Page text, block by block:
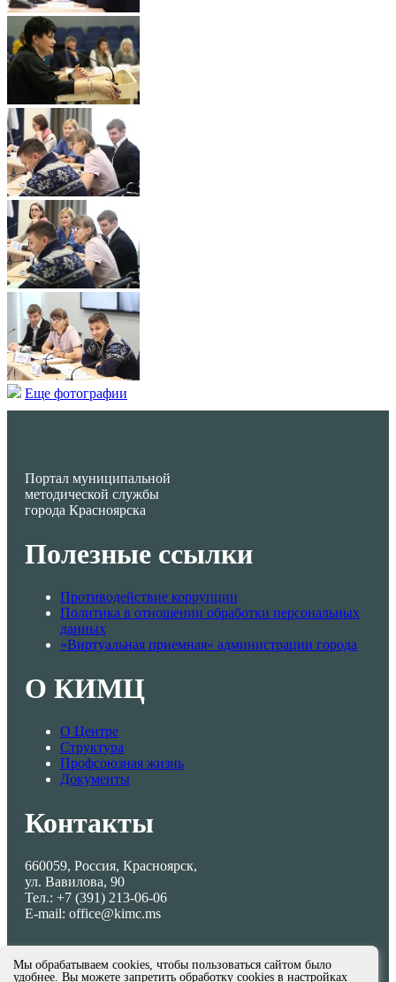
Еще фотографии
Портал муниципальной
методической службы
города Красноярска
Полезные ссылки
Противодействие коррупции
Политика в отношении обработки персональных
данных
«Виртуальная приемная» администрации города
О КИМЦ
О Центре
Структура
Профсоюзная жизнь
Документы
Контакты
660059, Россия, Красноярск,
ул. Вавилова, 90
Тел.: +7 (391) 213-06-06
E-mail: office@kimc.ms
Мы обрабатываем cookies, чтобы пользоваться сайтом было
удобнее. Вы можете запретить обработку cookies в настройках